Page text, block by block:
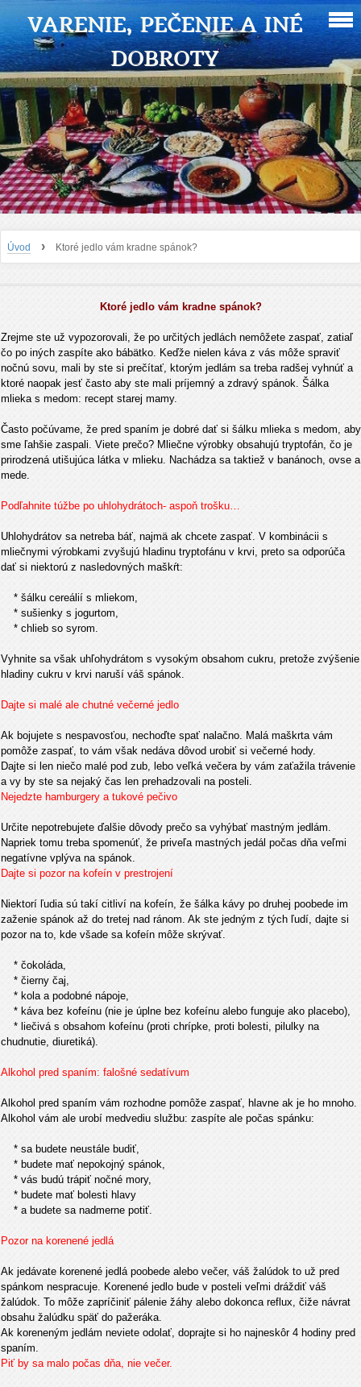
VARENIE, PEČENIE A INÉ
DOBROTY
Úvod › Ktoré jedlo vám kradne spánok?
Ktoré jedlo vám kradne spánok?
Zrejme ste už vypozorovali, že po určitých jedlách nemôžete zaspať, zatiaľ
čo po iných zaspíte ako bábätko. Keďže nielen káva z vás môže spraviť
nočnú sovu, mali by ste si prečítať, ktorým jedlám sa treba radšej vyhnúť a
ktoré naopak jesť často aby ste mali príjemný a zdravý spánok. Šálka
mlieka s medom: recept starej mamy.
Často počúvame, že pred spaním je dobré dať si šálku mlieka s medom, aby
sme ľahšie zaspali. Viete prečo? Mliečne výrobky obsahujú tryptofán, čo je
prirodzená utišujúca látka v mlieku. Nachádza sa taktiež v banánoch, ovse a
mede.
Podľahnite túžbe po uhlohydrátoch- aspoň trošku…
Uhlohydrátov sa netreba báť, najmä ak chcete zaspať. V kombinácii s
mliečnymi výrobkami zvyšujú hladinu tryptofánu v krvi, preto sa odporúča
dať si niektorú z nasledovných maškŕt:
* šálku cereálií s mliekom,
* sušienky s jogurtom,
* chlieb so syrom.
Vyhnite sa však uhľohydrátom s vysokým obsahom cukru, pretože zvýšenie
hladiny cukru v krvi naruší váš spánok.
Dajte si malé ale chutné večerné jedlo
Ak bojujete s nespavosťou, nechoďte spať nalačno. Malá maškrta vám
pomôže zaspať, to vám však nedáva dôvod urobiť si večerné hody.
Dajte si len niečo malé pod zub, lebo veľká večera by vám zaťažila trávenie
a vy by ste sa nejaký čas len prehadzovali na posteli.
Nejedzte hamburgery a tukové pečivo
Určite nepotrebujete ďalšie dôvody prečo sa vyhýbať mastným jedlám.
Napriek tomu treba spomenúť, že priveľa mastných jedál počas dňa veľmi
negatívne vplýva na spánok.
Dajte si pozor na kofeín v prestrojení
Niektorí ľudia sú takí citliví na kofeín, že šálka kávy po druhej poobede im
zaženie spánok až do tretej nad ránom. Ak ste jedným z tých ľudí, dajte si
pozor na to, kde všade sa kofeín môže skrývať.
* čokoláda,
* čierny čaj,
* kola a podobné nápoje,
* káva bez kofeínu (nie je úplne bez kofeínu alebo funguje ako placebo),
* liečivá s obsahom kofeínu (proti chrípke, proti bolesti, pilulky na
chudnutie, diuretiká).
Alkohol pred spaním: falošné sedatívum
Alkohol pred spaním vám rozhodne pomôže zaspať, hlavne ak je ho mnoho.
Alkohol vám ale urobí medvediu službu: zaspíte ale počas spánku:
* sa budete neustále budiť,
* budete mať nepokojný spánok,
* vás budú trápiť nočné mory,
* budete mať bolesti hlavy
* a budete sa nadmerne potiť.
Pozor na korenené jedlá
Ak jedávate korenené jedlá poobede alebo večer, váš žalúdok to už pred
spánkom nespracuje. Korenené jedlo bude v posteli veľmi dráždiť váš
žalúdok. To môže zapríčiniť pálenie žáhy alebo dokonca reflux, čiže návrat
obsahu žalúdku späť do pažeráka.
Ak koreneným jedlám neviete odolať, doprajte si ho najneskôr 4 hodiny pred
spaním.
Piť by sa malo počas dňa, nie večer.